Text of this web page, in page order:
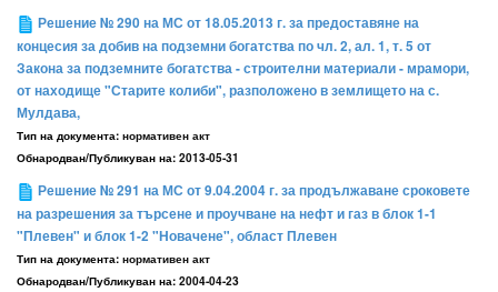
Решение № 290 на МС от 18.05.2013 г. за предоставяне на
концесия за добив на подземни богатства по чл. 2, ал. 1, т. 5 от
Закона за подземните богатства - строителни материали - мрамори,
от находище "Старите колиби", разположено в землището на с.
Мулдава,
Тип на документа: нормативен акт
Обнародван/Публикуван на: 2013-05-31
Решение № 291 на МС от 9.04.2004 г. за продължаване сроковете
на разрешения за търсене и проучване на нефт и газ в блок 1-1
"Плевен" и блок 1-2 "Новачене", област Плевен
Тип на документа: нормативен акт
Обнародван/Публикуван на: 2004-04-23